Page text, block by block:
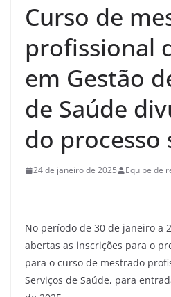
Curso de
profissional
em Gestão
de Saúde
do processo
24 de janeiro de 2025 Equipe de
No período de 30 de janeiro a
abertas as inscrições para o
para o curso de mestrado
Serviços de Saúde, para